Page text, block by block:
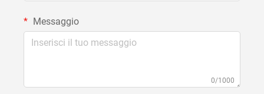
Messaggio
0/1000